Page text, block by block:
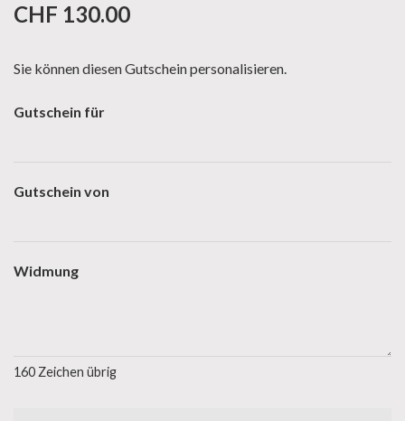
CHF 130.00
Sie können diesen Gutschein personalisieren.
Gutschein für
Gutschein von
Widmung
160 Zeichen übrig